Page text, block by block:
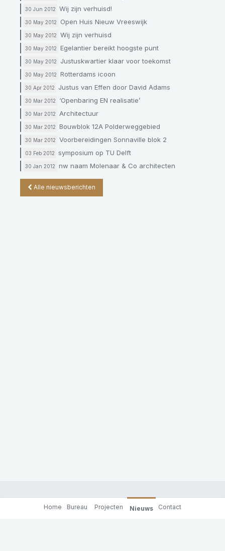
Home Bureau Projecten Nieuws Contact
30 Jun 2012 Wij zijn verhuisd!
30 May 2012 Open Huis Nieuw Vreeswijk
30 May 2012 Wij zijn verhuisd
30 May 2012 Egelantier bereikt hoogste punt
30 May 2012 Justuskwartier klaar voor toekomst
30 May 2012 Rotterdams icoon
30 Apr 2012 Justus van Effen door David Adams
30 Mar 2012 ‘Openbaring EN realisatie’
30 Mar 2012 Architectuur
30 Mar 2012 Bouwblok 12A Polderweggebied
30 Mar 2012 Voorbereidingen Sonnaville blok 2
03 Feb 2012 symposium op TU Delft
30 Jan 2012 nw naam Molenaar & Co architecten
Alle nieuwsberichten